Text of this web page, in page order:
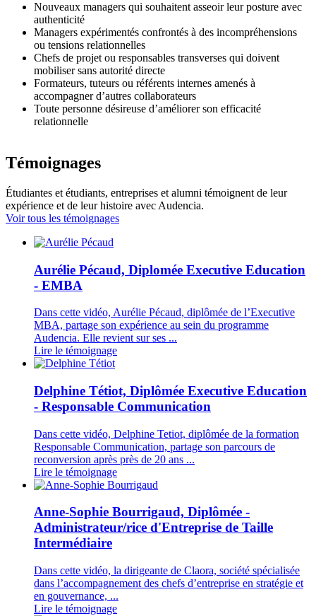
Nouveaux managers qui souhaitent asseoir leur posture avec
authenticité
Managers expérimentés confrontés à des incompréhensions
ou tensions relationnelles
Chefs de projet ou responsables transverses qui doivent
mobiliser sans autorité directe
Formateurs, tuteurs ou référents internes amenés à
accompagner d’autres collaborateurs
Toute personne désireuse d’améliorer son efficacité
relationnelle
Témoignages
Étudiantes et étudiants, entreprises et alumni témoignent de leur
expérience et de leur histoire avec Audencia.
Voir tous les témoignages
Aurélie Pécaud, Diplomée Executive Education
- EMBA
Dans cette vidéo, Aurélie Pécaud, diplômée de l’Executive
MBA, partage son expérience au sein du programme
Audencia. Elle revient sur ses ...
Lire le témoignage
Delphine Tétiot, Diplômée Executive Education
- Responsable Communication
Dans cette vidéo, Delphine Tetiot, diplômée de la formation
Responsable Communication, partage son parcours de
reconversion après près de 20 ans ...
Lire le témoignage
Anne-Sophie Bourrigaud, Diplômée -
Administrateur/rice d'Entreprise de Taille
Intermédiaire
Dans cette vidéo, la dirigeante de Claora, société spécialisée
dans l’accompagnement des chefs d’entreprise en stratégie et
en gouvernance, ...
Lire le témoignage